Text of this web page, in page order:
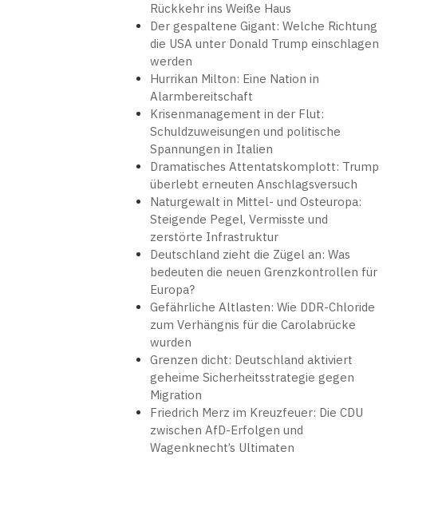
Rückkehr ins Weiße Haus
Der gespaltene Gigant: Welche Richtung
die USA unter Donald Trump einschlagen
werden
Hurrikan Milton: Eine Nation in
Alarmbereitschaft
Krisenmanagement in der Flut:
Schuldzuweisungen und politische
Spannungen in Italien
Dramatisches Attentatskomplott: Trump
überlebt erneuten Anschlagsversuch
Naturgewalt in Mittel- und Osteuropa:
Steigende Pegel, Vermisste und
zerstörte Infrastruktur
Deutschland zieht die Zügel an: Was
bedeuten die neuen Grenzkontrollen für
Europa?
Gefährliche Altlasten: Wie DDR-Chloride
zum Verhängnis für die Carolabrücke
wurden
Grenzen dicht: Deutschland aktiviert
geheime Sicherheitsstrategie gegen
Migration
Friedrich Merz im Kreuzfeuer: Die CDU
zwischen AfD-Erfolgen und
Wagenknecht’s Ultimaten